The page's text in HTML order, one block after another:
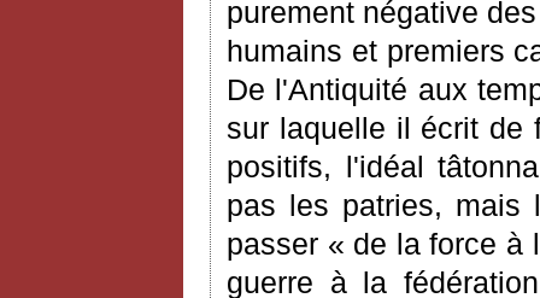
purement négative
humains et premiers
De l'Antiquité aux
sur laquelle il écrit de
positifs, l'idéal
pas les patries, mais
passer « de la force à
guerre à la